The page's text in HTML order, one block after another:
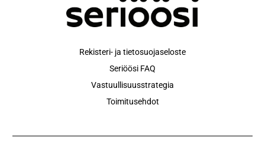
Rekisteri- ja tietosuojaseloste
Seriöösi FAQ
Vastuullisuusstrategia
Toimitusehdot